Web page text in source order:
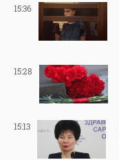
15:36
15:28
15:13